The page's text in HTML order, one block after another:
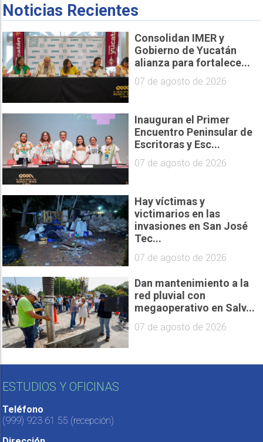
Noticias Recientes
Consolidan IMER y
Gobierno de Yucatán
alianza para fortalece...
07 de agosto de 2026
Inauguran el Primer
Encuentro Peninsular de
Escritoras y Esc...
07 de agosto de 2026
Hay víctimas y
victimarios en las
invasiones en San José
Tec...
07 de agosto de 2026
Dan mantenimiento a la
red pluvial con
megaoperativo en Salv...
07 de agosto de 2026
ESTUDIOS Y OFICINAS
Teléfono
(999) 923 61 55 (recepción)